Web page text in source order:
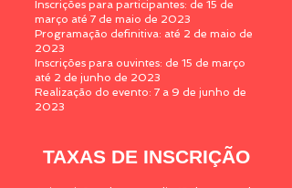
Inscrições para participantes: de 15 de
março até 7 de maio de 2023
Programação definitiva: até 2 de maio de
2023
Inscrições para ouvintes: de 15 de março
até 2 de junho de 2023
Realização do evento: 7 a 9 de junho de
2023
TAXAS DE INSCRIÇÃO